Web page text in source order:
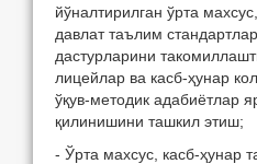
йўналтирилган ўрта
давлат таълим
дастурларини
лицейлар ва касб-ҳунар
ўқув-методик адабиётлар
қилинишини ташкил этиш;
- Ўрта махсус, касб-ҳунар